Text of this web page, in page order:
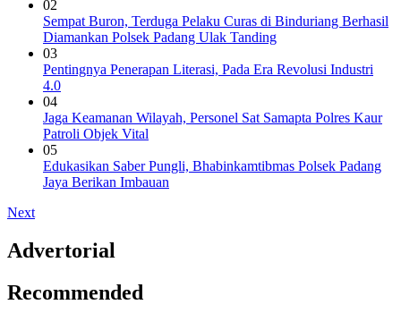
02
Sempat Buron, Terduga Pelaku Curas di Binduriang Berhasil
Diamankan Polsek Padang Ulak Tanding
03
Pentingnya Penerapan Literasi, Pada Era Revolusi Industri
4.0
04
Jaga Keamanan Wilayah, Personel Sat Samapta Polres Kaur
Patroli Objek Vital
05
Edukasikan Saber Pungli, Bhabinkamtibmas Polsek Padang
Jaya Berikan Imbauan
Next
Advertorial
Recommended